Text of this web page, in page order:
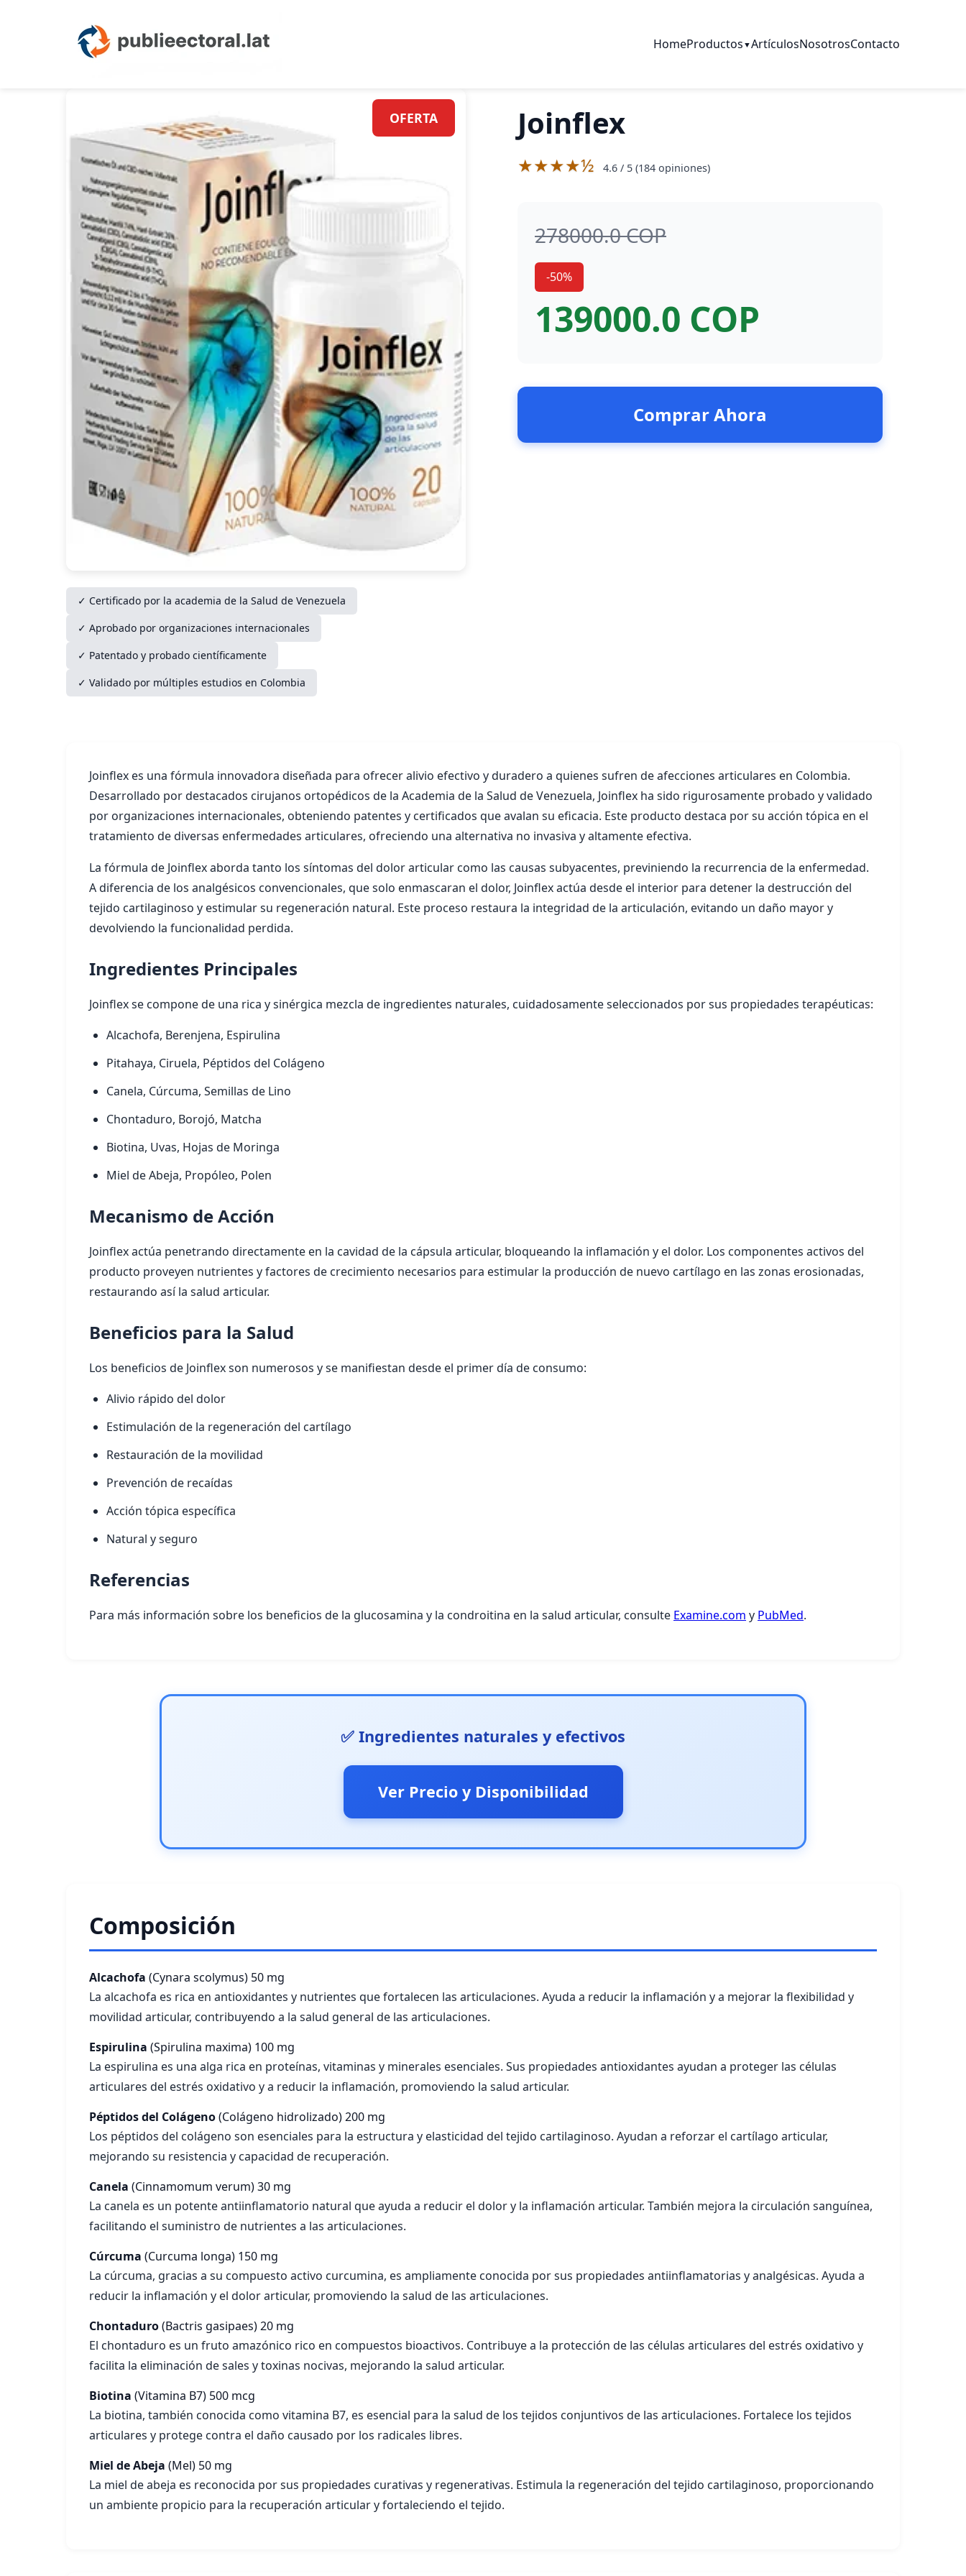
HomeProductos ▼ArtículosNosotrosContacto
OFERTA
✓ Certificado por la academia de la Salud de Venezuela
✓ Aprobado por organizaciones internacionales
✓ Patentado y probado científicamente
✓ Validado por múltiples estudios en Colombia
Joinflex
★★★★½ 4.6 / 5 (184 opiniones)
278000.0 COP
-50%
139000.0 COP
Comprar Ahora
Joinflex es una fórmula innovadora diseñada para ofrecer alivio efectivo y duradero a quienes sufren de afecciones articulares en Colombia.
Desarrollado por destacados cirujanos ortopédicos de la Academia de la Salud de Venezuela, Joinflex ha sido rigurosamente probado y validado
por organizaciones internacionales, obteniendo patentes y certificados que avalan su eficacia. Este producto destaca por su acción tópica en el
tratamiento de diversas enfermedades articulares, ofreciendo una alternativa no invasiva y altamente efectiva.
La fórmula de Joinflex aborda tanto los síntomas del dolor articular como las causas subyacentes, previniendo la recurrencia de la enfermedad.
A diferencia de los analgésicos convencionales, que solo enmascaran el dolor, Joinflex actúa desde el interior para detener la destrucción del
tejido cartilaginoso y estimular su regeneración natural. Este proceso restaura la integridad de la articulación, evitando un daño mayor y
devolviendo la funcionalidad perdida.
Ingredientes Principales
Joinflex se compone de una rica y sinérgica mezcla de ingredientes naturales, cuidadosamente seleccionados por sus propiedades terapéuticas:
Alcachofa, Berenjena, Espirulina
Pitahaya, Ciruela, Péptidos del Colágeno
Canela, Cúrcuma, Semillas de Lino
Chontaduro, Borojó, Matcha
Biotina, Uvas, Hojas de Moringa
Miel de Abeja, Propóleo, Polen
Mecanismo de Acción
Joinflex actúa penetrando directamente en la cavidad de la cápsula articular, bloqueando la inflamación y el dolor. Los componentes activos del
producto proveyen nutrientes y factores de crecimiento necesarios para estimular la producción de nuevo cartílago en las zonas erosionadas,
restaurando así la salud articular.
Beneficios para la Salud
Los beneficios de Joinflex son numerosos y se manifiestan desde el primer día de consumo:
Alivio rápido del dolor
Estimulación de la regeneración del cartílago
Restauración de la movilidad
Prevención de recaídas
Acción tópica específica
Natural y seguro
Referencias
Para más información sobre los beneficios de la glucosamina y la condroitina en la salud articular, consulte Examine.com y PubMed.
✅ Ingredientes naturales y efectivos
Ver Precio y Disponibilidad
Composición
Alcachofa (Cynara scolymus) 50 mg
La alcachofa es rica en antioxidantes y nutrientes que fortalecen las articulaciones. Ayuda a reducir la inflamación y a mejorar la flexibilidad y
movilidad articular, contribuyendo a la salud general de las articulaciones.
Espirulina (Spirulina maxima) 100 mg
La espirulina es una alga rica en proteínas, vitaminas y minerales esenciales. Sus propiedades antioxidantes ayudan a proteger las células
articulares del estrés oxidativo y a reducir la inflamación, promoviendo la salud articular.
Péptidos del Colágeno(Colágeno hidrolizado)200 mg
Los péptidos del colágeno son esenciales para la estructura y elasticidad del tejido cartilaginoso. Ayudan a reforzar el cartílago articular,
mejorando su resistencia y capacidad de recuperación.
Canela (Cinnamomum verum)30 mg
La canela es un potente antiinflamatorio natural que ayuda a reducir el dolor y la inflamación articular. También mejora la circulación sanguínea,
facilitando el suministro de nutrientes a las articulaciones.
Cúrcuma (Curcuma longa) 150 mg
La cúrcuma, gracias a su compuesto activo curcumina, es ampliamente conocida por sus propiedades antiinflamatorias y analgésicas. Ayuda a
reducir la inflamación y el dolor articular, promoviendo la salud de las articulaciones.
Chontaduro(Bactris gasipaes)20 mg
El chontaduro es un fruto amazónico rico en compuestos bioactivos. Contribuye a la protección de las células articulares del estrés oxidativo y
facilita la eliminación de sales y toxinas nocivas, mejorando la salud articular.
Biotina (Vitamina B7) 500 mcg
La biotina, también conocida como vitamina B7, es esencial para la salud de los tejidos conjuntivos de las articulaciones. Fortalece los tejidos
articulares y protege contra el daño causado por los radicales libres.
Miel de Abeja (Mel) 50 mg
La miel de abeja es reconocida por sus propiedades curativas y regenerativas. Estimula la regeneración del tejido cartilaginoso, proporcionando
un ambiente propicio para la recuperación articular y fortaleciendo el tejido.